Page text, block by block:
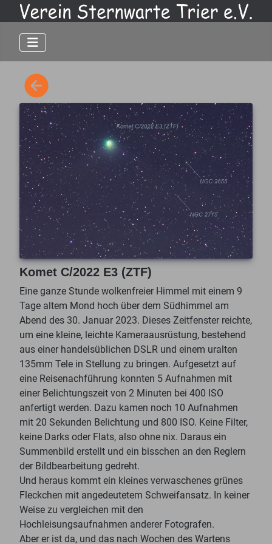
Komet C/2022 E3 (ZTF)
Eine ganze Stunde wolkenfreier Himmel mit einem 9
Tage altem Mond hoch über dem Südhimmel am
Abend des 30. Januar 2023. Dieses Zeitfenster reichte,
um eine kleine, leichte Kameraausrüstung, bestehend
aus einer handelsüblichen DSLR und einem uralten
135mm Tele in Stellung zu bringen. Aufgesetzt auf
eine Reisenachführung konnten 5 Aufnahmen mit
einer Belichtungszeit von 2 Minuten bei 400 ISO
anfertigt werden. Dazu kamen noch 10 Aufnahmen
mit 20 Sekunden Belichtung und 800 ISO. Keine Filter,
keine Darks oder Flats, also ohne nix. Daraus ein
Summenbild erstellt und ein bisschen an den Reglern
der Bildbearbeitung gedreht.
Und heraus kommt ein kleines verwaschenes grünes
Fleckchen mit angedeutetem Schweifansatz. In keiner
Weise zu vergleichen mit den
Hochleisungsaufnahmen anderer Fotografen.
Aber er ist da, und das nach Wochen des Wartens